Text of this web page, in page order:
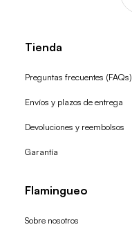
Tienda
Preguntas frecuentes (FAQs)
Envíos y plazos de entrega
Devoluciones y reembolsos
Garantía
Flamingueo
Sobre nosotros